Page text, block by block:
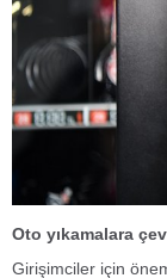
Oto yıkamalara
Girişimciler için